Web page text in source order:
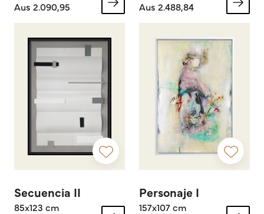
Aus 2.090,95
Aus 2.488,84
Secuencia II
85x123 cm
Personaje I
157x107 cm